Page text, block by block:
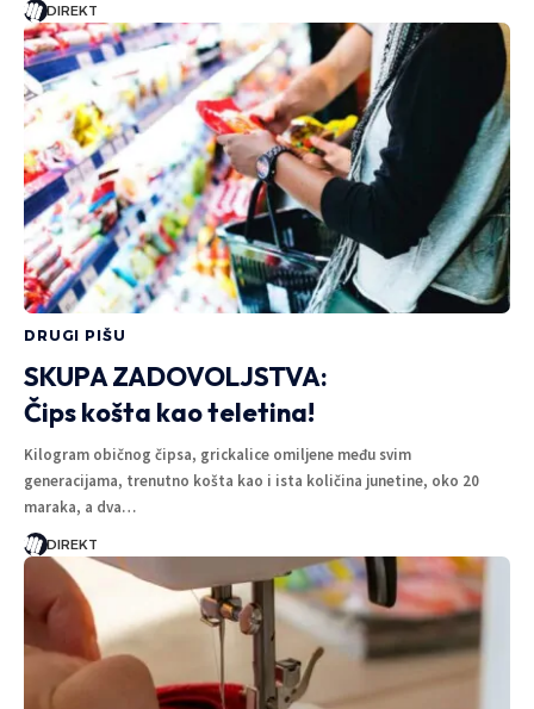
DIREKT
DRUGI PIŠU
SKUPA ZADOVOLJSTVA:
Čips košta kao teletina!
Kilogram običnog čipsa, grickalice omiljene među svim
generacijama, trenutno košta kao i ista količina junetine, oko 20
maraka, a dva…
DIREKT